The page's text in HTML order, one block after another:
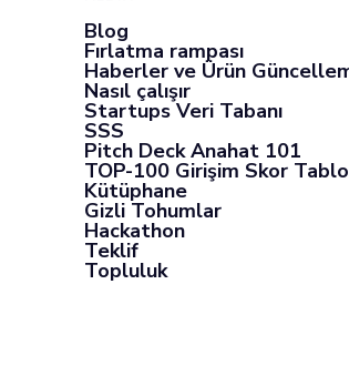
Blog
Fırlatma rampası
Haberler ve Ürün
Nasıl çalışır
Startups Veri Tabanı
SSS
Pitch Deck Anahat 101
TOP-100 Girişim Skor
Kütüphane
Gizli Tohumlar
Hackathon
Teklif
Topluluk